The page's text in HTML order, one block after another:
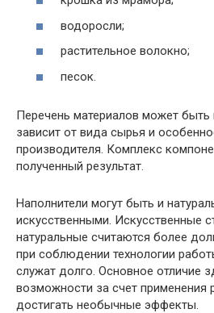
водоросли;
растительное волокно;
песок.
Перечень материалов может
зависит от вида сырья и
производителя. Комплекс
полученный результат.
Наполнители могут быть и
искусственными. Искусственные
натуральные считаются более
при соблюдении технологии
служат долго. Основное отличие
возможности за счет применения
достигать необычные эффекты.